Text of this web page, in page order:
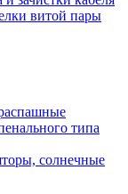
витой пары
типа
солнечные